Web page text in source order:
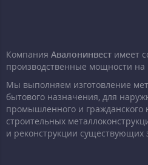
Компания Авалонинвест имеет
производственные мощности на
Мы выполняем изготовление
бытового назначения, для
промышленного и гражданского
строительных
и реконструкции существующих